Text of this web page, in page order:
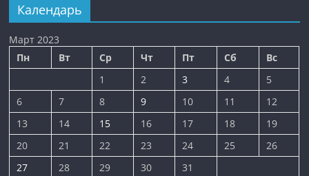
Календарь
Март 2023
Пн
Вт Ср Чт Пт Сб
Вс
1
2 3 4
5
6
7 8 9 10 11
12
13
14 15 16 17 18
19
20
21 22 23 24 25
26
27
28 29 30 31